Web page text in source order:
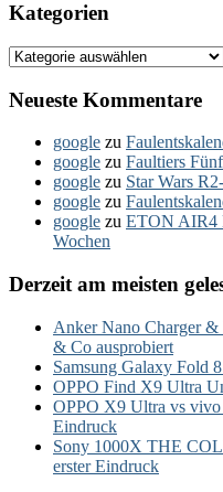
Kategorien
Kategorien
Neueste Kommentare
google zu
google zu Faultiers
google zu Star Wars
google zu
google zu ETON AIR4
Wochen
Derzeit am meisten
Anker Nano Charger &
& Co ausprobiert
Samsung Galaxy Fold
OPPO Find X9 Ultra
OPPO X9 Ultra vs
Eindruck
Sony 1000X THE
erster Eindruck